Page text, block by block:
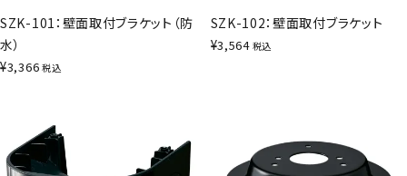
SZK-101：壁面取付ブラケット（防
水）
¥3,366 税込
SZK-102：壁面取付ブラケット
¥3,564 税込